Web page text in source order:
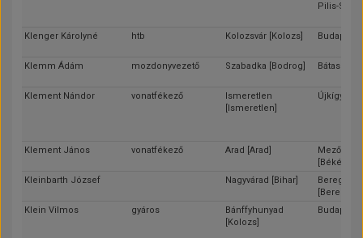
Pilis-Solt-
Klenger Károlyné htb Kolozsvár [Kolozs] Budapest
Klemm Ádám mozdonyvezető Szabadka [Bodrog] Bátaszék
Klement Nándor vonatfékező
Ismeretlen
[Ismeretlen]
Újkígyós
Klement János vonatfékező Arad [Arad]
[Békés]
Kleinbarth József
Nagyvárad [Bihar]
[Bereg]
Klein Vilmos
gyáros
Bánffyhunyad
[Kolozs]
Budapest